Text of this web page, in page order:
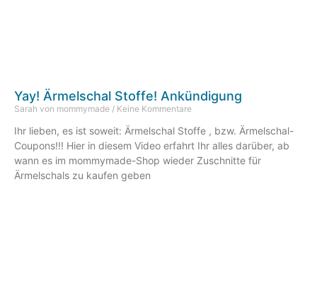
Yay! Ärmelschal Stoffe! Ankündigung
Sarah von mommymade Keine Kommentare
Ihr lieben, es ist soweit: Ärmelschal Stoffe , bzw. Ärmelschal-
Coupons!!! Hier in diesem Video erfahrt Ihr alles darüber, ab
wann es im mommymade-Shop wieder Zuschnitte für
Ärmelschals zu kaufen geben